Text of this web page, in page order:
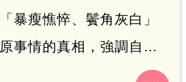
暴瘦憔悴、鬢角灰白」
事情的真相，強調自己
得遺體像母親，也說母